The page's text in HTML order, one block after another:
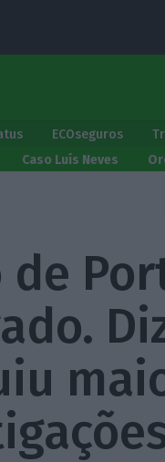
ECOseguros
Caso Luís Neves
de